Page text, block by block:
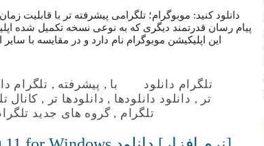
دانلود کنید: موبوگرام؛ تلگرامی پیشرفته تر با قابلیت
پیام رسان قدرتمند دیگری که به نوعی نسخه تکمیل شده
این اپلیکیشن موبوگرام نام دارد و در مقایسه با
تلگرام دانلود با , پیشرفته , تلگرام
تر , دانلود دانلودها , دانلودها تر , کانال
تلگرام , گروه های جدید